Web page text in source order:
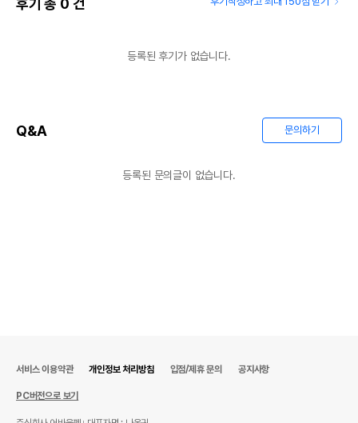
후기 총 0 건
등록된 후기가 없습니다.
Q&A 문의하기
등록된 문의글이 없습니다.
서비스 이용약관 개인정보 처리방침 입점/제휴 문의 공지사항
PC버전으로 보기